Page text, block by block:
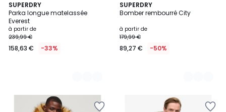
SUPERDRY
Parka longue matelassée
Everest
à partir de
239,99 €
158,63 € -33%
2
Couleurs
SUPERDRY
Bomber rembourré City
à partir de
179,99 €
89,27 € -50%
5
Couleurs